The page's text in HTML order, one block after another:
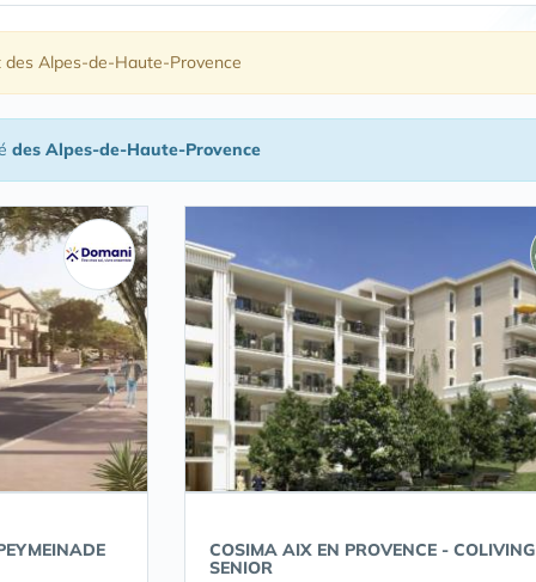
Alpes-de-Haute-Provence
des Alpes-de-Haute-Provence
COSIMA AIX EN PROVENCE - COLIVING
SENIOR